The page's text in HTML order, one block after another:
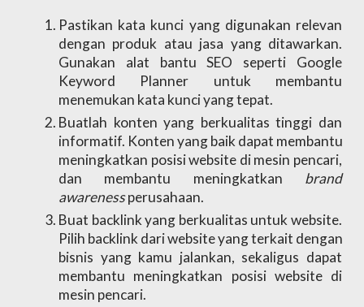
Pastikan kata kunci yang digunakan relevan
dengan produk atau jasa yang ditawarkan.
Gunakan alat bantu SEO seperti Google
Keyword Planner untuk membantu
menemukan kata kunci yang tepat.
Buatlah konten yang berkualitas tinggi dan
informatif. Konten yang baik dapat membantu
meningkatkan posisi website di mesin pencari,
dan membantu meningkatkan brand
awareness perusahaan.
Buat backlink yang berkualitas untuk website.
Pilih backlink dari website yang terkait dengan
bisnis yang kamu jalankan, sekaligus dapat
membantu meningkatkan posisi website di
mesin pencari.